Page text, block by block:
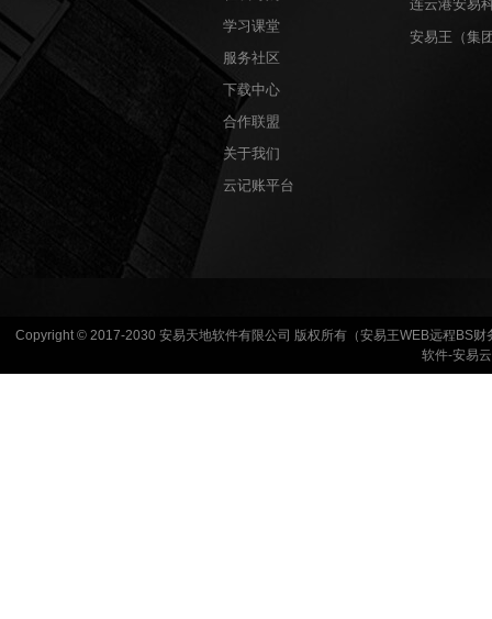
学习课堂
服务社区
下载中心
合作联盟
关于我们
云记账平台
连云港安易
安易王（集
Copyright © 2017-2030 安易天地软件有限公司 版权所有（安易王WEB远程BS
软件-安易